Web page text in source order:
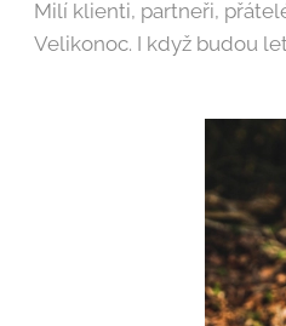
Milí klienti, partneři,
Velikonoc. I když budou